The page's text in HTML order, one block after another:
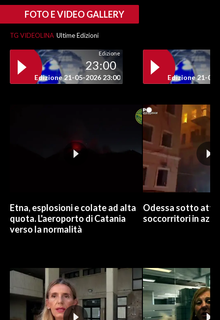
3 MINUTI CON
INSULARITÀ
INFO AZIENDE
ABBONATI
FOTO E VIDEO GALLERY
TG VIDEOLINA Ultime Edizioni
Edizione
23:00
Edizione 21-05-2026 23:00 Edizione 21-05-
Etna, esplosioni e colate ad alta
quota. L'aeroporto di Catania
verso la normalità
Odessa sotto
soccorritori in